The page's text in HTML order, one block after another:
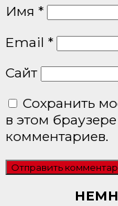
Имя *
Email *
Сайт
Сохранить
в этом
комментариев.